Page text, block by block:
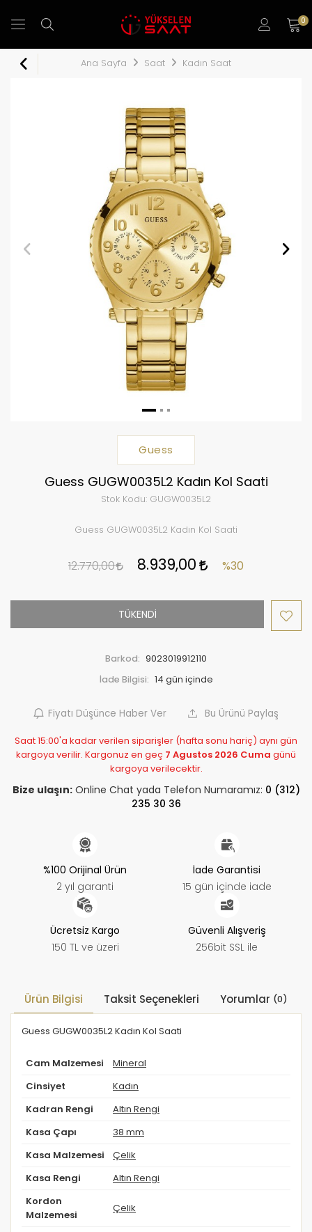
0
Ana Sayfa Saat Kadın Saat
Guess
Guess GUGW0035L2 Kadın Kol Saati
Stok Kodu: GUGW0035L2
Guess GUGW0035L2 Kadın Kol Saati
12.770,00 8.939,00 %30
TÜKENDİ
Barkod: 9023019912110
İade Bilgisi:
Fiyatı Düşünce Haber Ver Bu Ürünü Paylaş
Saat 15:00'a kadar verilen siparişler (hafta sonu hariç) aynı gün
kargoya verilir. Kargonuz en geç 7 Agustos 2026 Cuma günü
kargoya verilecektir.
Bize ulaşın:Online Chat yada Telefon Numaramız: 0 (312)
235 30 36
%100 Orijinal Ürün
2 yıl garanti
İade Garantisi
15 gün içinde iade
Ücretsiz Kargo
150 TL ve üzeri
Güvenli Alışveriş
256bit SSL ile
Ürün Bilgisi Taksit Seçenekleri Yorumlar (0)
Guess GUGW0035L2 Kadın Kol Saati
Cam Malzemesi Mineral
Cinsiyet Kadın
Kadran Rengi Altın Rengi
Kasa Çapı 38 mm
Kasa Malzemesi Çelik
Kasa Rengi Altın Rengi
Kordon
Malzemesi
Çelik